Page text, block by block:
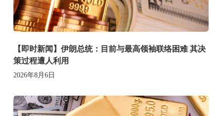
【即时新闻】伊朗总统：目前与最高领袖联络困难 其决
策过程遭人利用
2026年8月6日